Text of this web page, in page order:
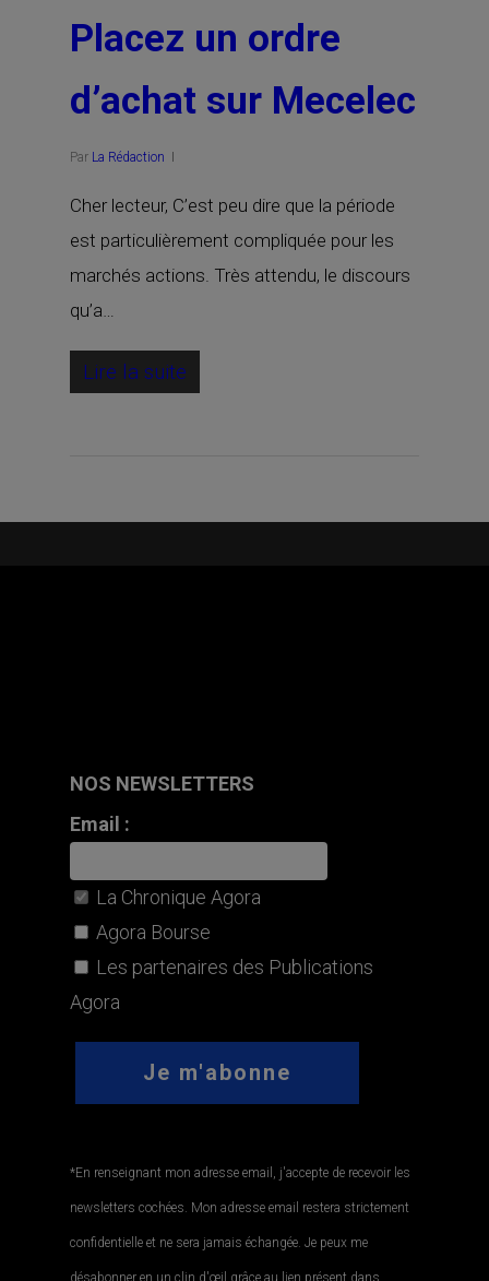
Placez un ordre
d’achat sur Mecelec
Par La Rédaction
Cher lecteur, C’est peu dire que la période
est particulièrement compliquée pour les
marchés actions. Très attendu, le discours
qu’a…
Lire la suite
NOS NEWSLETTERS
Email :
La Chronique Agora
Agora Bourse
Les partenaires des Publications
Agora
*En renseignant mon adresse email, j'accepte de recevoir les
newsletters cochées. Mon adresse email restera strictement
confidentielle et ne sera jamais échangée. Je peux me
désabonner en un clin d'œil grâce au lien présent dans